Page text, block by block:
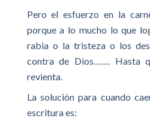
Pero el esfuerzo en la
porque a lo mucho lo que
rabia o la tristeza o los
contra de Dios……. Hasta
revienta.
La solución para cuando
escritura es: